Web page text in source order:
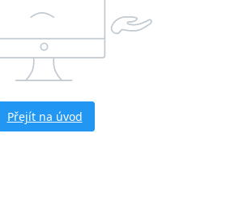
Přejít na úvod